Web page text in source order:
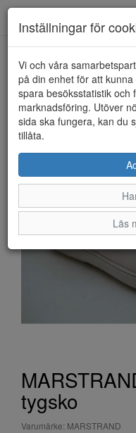
HEM MARSTRAND
tygsko
Varumärke: MARSTRAND
Inställningar för
Vi och våra
på din enhet för att
spara besöksstatistik och
marknadsföring. Utöver
sida ska fungera, kan du
tillåta.
Läs